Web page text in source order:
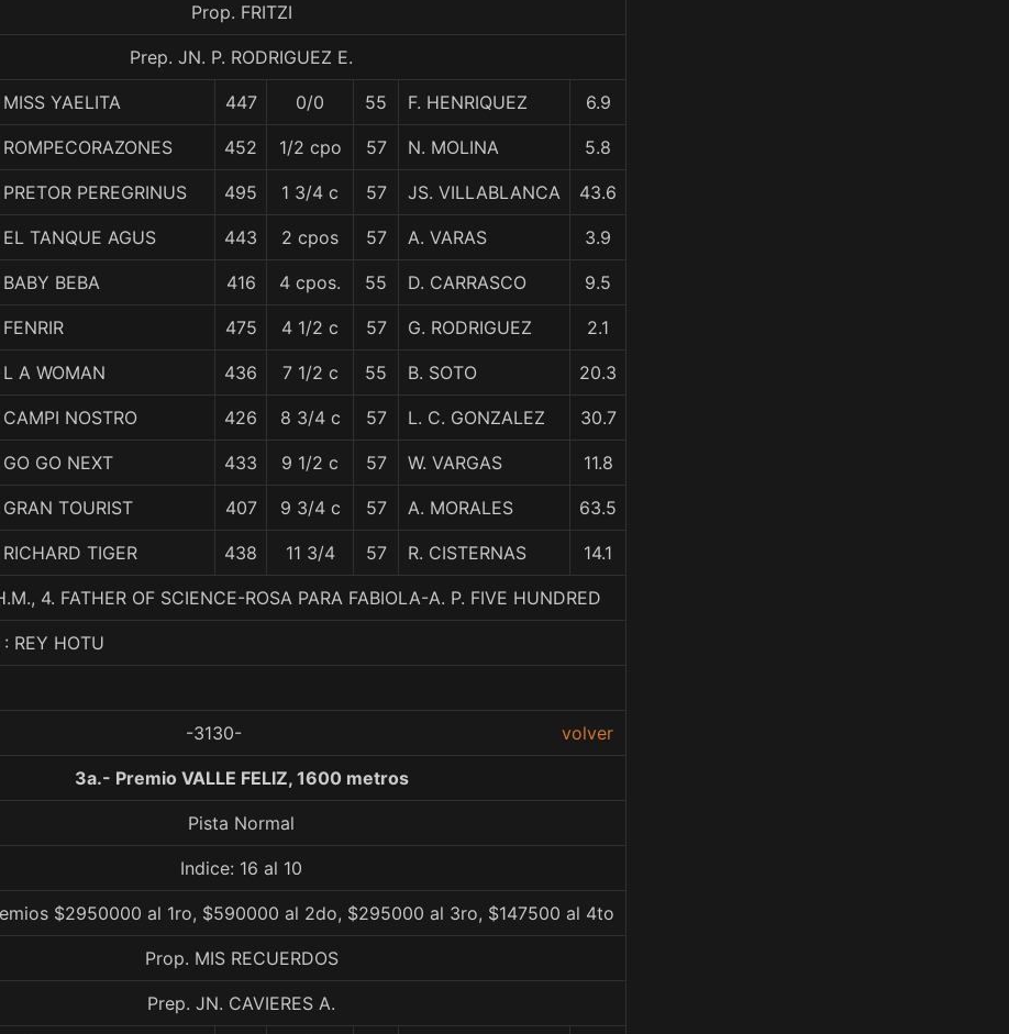
Prop. FRITZI
Prep. JN. P. RODRIGUEZ E.
MISS YAELITA 447 0/0 55 F. HENRIQUEZ 6.9
ROMPECORAZONES 452 1/2 cpo 57 N. MOLINA 5.8
PRETOR PEREGRINUS 495 1 3/4 c 57 JS. VILLABLANCA 43.6
EL TANQUE AGUS 443 2 cpos 57 A. VARAS 3.9
BABY BEBA 416 4 cpos. 55 D. CARRASCO 9.5
FENRIR 475 4 1/2 c 57 G. RODRIGUEZ 2.1
L A WOMAN 436 7 1/2 c 55 B. SOTO 20.3
CAMPI NOSTRO 426 8 3/4 c 57 L. C. GONZALEZ 30.7
GO GO NEXT 433 9 1/2 c 57 W. VARGAS 11.8
GRAN TOURIST 407 9 3/4 c 57 A. MORALES 63.5
RICHARD TIGER 438 11 3/4 57 R. CISTERNAS 14.1
4. FATHER OF SCIENCE-ROSA PARA FABIOLA-A. P. FIVE HUNDRED
: REY HOTU
-3130- volver
3a.- Premio VALLE FELIZ, 1600 metros
Pista Normal
Indice: 16 al 10
$2950000 al 1ro, $590000 al 2do, $295000 al 3ro, $147500 al 4to
Prop. MIS RECUERDOS
Prep. JN. CAVIERES A.